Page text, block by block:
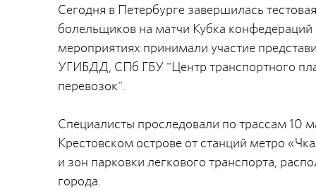
Сегодня в Петербурге завершилась
болельщиков на матчи Кубка конфедераций
мероприятиях принимали участие
УГИБДД, СПб ГБУ "Центр транспортного
перевозок".
Специалисты проследовали по трассам 10
Крестовском острове от станций метро
и зон парковки легкового транспорта,
города.